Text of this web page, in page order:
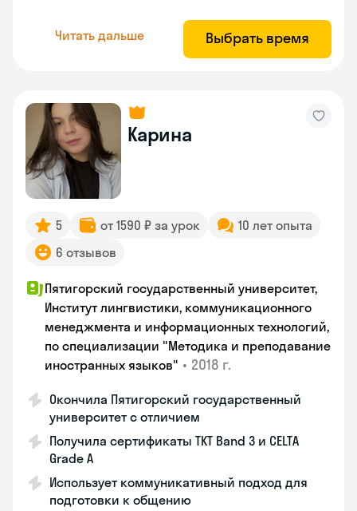
Читать дальше Выбрать время
Карина
5 от 1590 ₽ за урок
10 лет опыта
6 отзывов
Пятигорский государственный университет,
Институт лингвистики, коммуникационного
менеджмента и информационных технологий,
по специализации "Методика и преподавание
иностранных языков" • 2018 г.
Окончила Пятигорский государственный
университет с отличием
Получила сертификаты TKT Band 3 и CELTA
Grade A
Использует коммуникативный подход для
подготовки к общению